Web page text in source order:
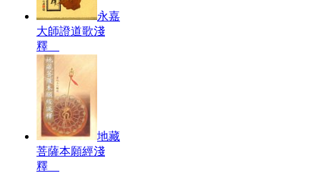
永嘉
大師證道歌淺
釋
地藏
菩薩本願經淺
釋